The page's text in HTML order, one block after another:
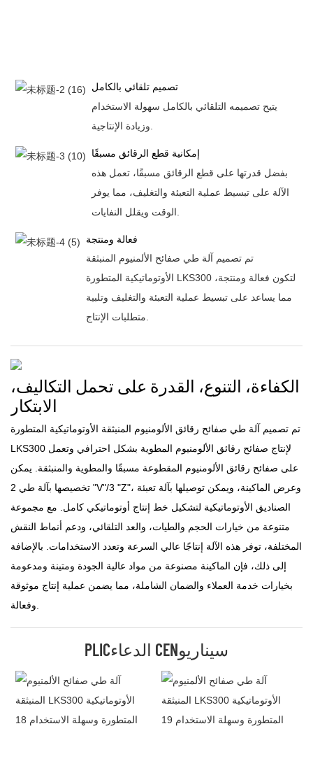
تصميم تلقائي بالكامل
يتيح تصميمه التلقائي بالكامل سهولة الاستخدام
إمكانية قطع الرقائق مسبقًا
بفضل قدرتها على قطع الرقائق مسبقًا، تعمل هذه
الآلة على تبسيط عملية التعبئة والتغليف، مما يوفر
فعالة ومنتجة
تم تصميم آلة طي صفائح الألمنيوم المنبثقة
الأوتوماتيكية المتطورة LKS300 لتكون فعالة ومنتجة،
مما يساعد على تبسيط عملية التعبئة والتغليف وتلبية
متطلبات الإنتاج.
الكفاءة، التنوع، القدرة على تحمل التكاليف،
الابتكار
تم تصميم آلة طي صفائح رقائق الألومنيوم المنبثقة الأوتوماتيكية المتطورة
LKS300 لإنتاج صفائح رقائق الألومنيوم المطوية بشكل احترافي وتعمل
على صفائح رقائق الألومنيوم المقطوعة مسبقًا والمطوية والمنبثقة. يمكن
تخصيصها بآلة طي 2 "V"/3 "Z"، وعرض الماكينة، ويمكن توصيلها بآلة تعبئة
الصناديق الأوتوماتيكية لتشكيل خط إنتاج أوتوماتيكي كامل. مع مجموعة
متنوعة من خيارات الحجم والطيات، والعد التلقائي، ودعم أنماط النقش
المختلفة، توفر هذه الآلة إنتاجًا عالي السرعة وتعدد الاستخدامات. بالإضافة
إلى ذلك، فإن الماكينة مصنوعة من مواد عالية الجودة ومتينة ومدعومة
بخيارات خدمة العملاء والضمان الشاملة، مما يضمن عملية إنتاج موثوقة
PLICالدعاء CENسيناريو